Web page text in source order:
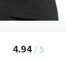
4.94/ 5